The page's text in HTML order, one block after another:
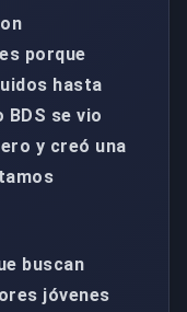
porque
hasta
BDS se vio
y creó una
buscan
jóvenes